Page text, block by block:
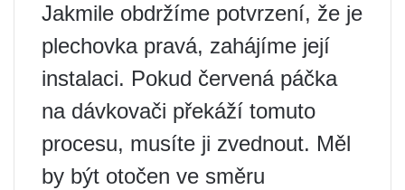
Jakmile obdržíme potvrzení, že je
plechovka pravá, zahájíme její
instalaci. Pokud červená páčka
na dávkovači překáží tomuto
procesu, musíte ji zvednout. Měl
by být otočen ve směru